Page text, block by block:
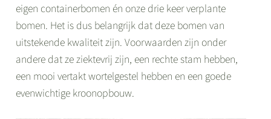
eigen containerbomen én onze drie keer verplante
bomen. Het is dus belangrijk dat deze bomen van
uitstekende kwaliteit zijn. Voorwaarden zijn onder
andere dat ze ziektevrij zijn, een rechte stam hebben,
een mooi vertakt wortelgestel hebben en een goede
evenwichtige kroonopbouw.